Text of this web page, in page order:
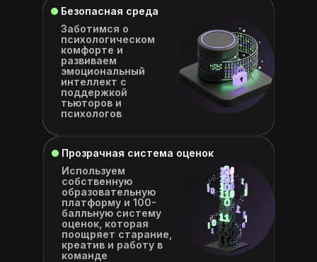
Безопасная среда
Заботимся о
психологическом
комфорте и
развиваем
эмоциональный
интеллект с
поддержкой
тьюторов и
психологов
Прозрачная система оценок
Используем
собственную
образовательную
платформу и 100-
балльную систему
оценок, которая
поощряет старание,
креатив и работу в
команде